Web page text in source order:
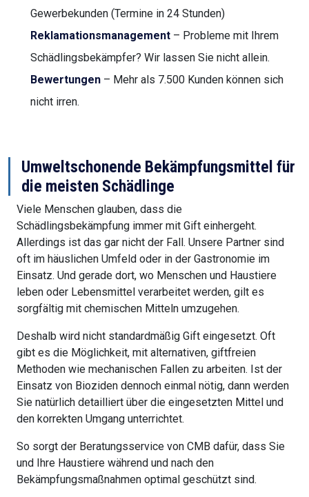
Gewerbekunden (Termine in 24 Stunden)
Reklamationsmanagement – Probleme mit Ihrem
Schädlingsbekämpfer? Wir lassen Sie nicht allein.
Bewertungen – Mehr als 7.500 Kunden können sich
nicht irren.
Umweltschonende Bekämpfungsmittel für
die meisten Schädlinge
Viele Menschen glauben, dass die
Schädlingsbekämpfung immer mit Gift einhergeht.
Allerdings ist das gar nicht der Fall. Unsere Partner sind
oft im häuslichen Umfeld oder in der Gastronomie im
Einsatz. Und gerade dort, wo Menschen und Haustiere
leben oder Lebensmittel verarbeitet werden, gilt es
sorgfältig mit chemischen Mitteln umzugehen.
Deshalb wird nicht standardmäßig Gift eingesetzt. Oft
gibt es die Möglichkeit, mit alternativen, giftfreien
Methoden wie mechanischen Fallen zu arbeiten. Ist der
Einsatz von Bioziden dennoch einmal nötig, dann werden
Sie natürlich detailliert über die eingesetzten Mittel und
den korrekten Umgang unterrichtet.
So sorgt der Beratungsservice von CMB dafür, dass Sie
und Ihre Haustiere während und nach den
Bekämpfungsmaßnahmen optimal geschützt sind.